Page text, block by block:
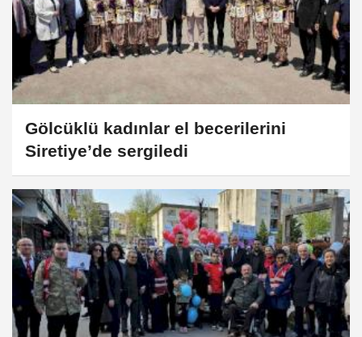
Gölcüklü kadınlar el becerilerini
Siretiye’de sergiledi